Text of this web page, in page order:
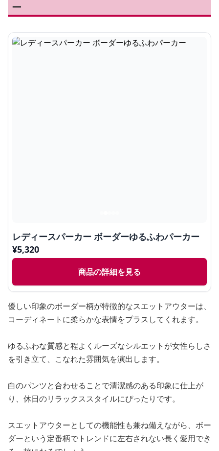
ー
レディースパーカー ボーダーゆるふわパーカー
¥5,320
商品の詳細を見る
優しい印象のボーダー柄が特徴的なスエットアウターは、
コーディネートに柔らかな表情をプラスしてくれます。
ゆるふわな質感と程よくルーズなシルエットが女性らしさ
を引き立て、こなれた雰囲気を演出します。
白のパンツと合わせることで清潔感のある印象に仕上が
り、休日のリラックススタイルにぴったりです。
スエットアウターとしての機能性も兼ね備えながら、ボー
ダーという定番柄でトレンドに左右されない長く愛用でき